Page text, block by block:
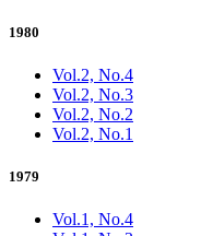
1980
Vol.2, No.4
Vol.2, No.3
Vol.2, No.2
Vol.2, No.1
1979
Vol.1, No.4